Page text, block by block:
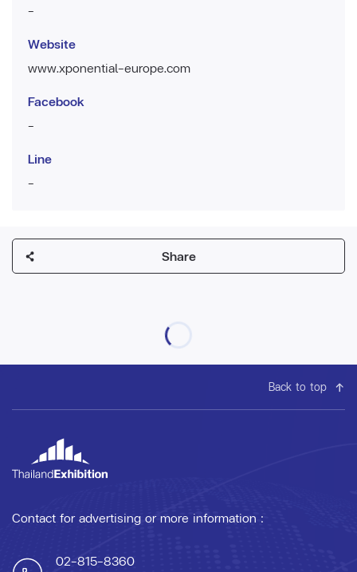
-
Website
www.xponential-europe.com
Facebook
-
Line
-
Share
Back to top
Contact for advertising or more information :
02-815-8360